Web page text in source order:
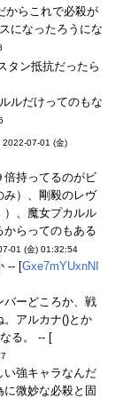
からこれで必殺が
になったろうにな
タン抵抗だったら
ルだけってのもな
2022-07-01 (金)
倍持ってるのがビ
み）、剛毅のレヴ
）、魔女プカルル
からってのもある
01 (金) 01:32:54
-- [Gxe7mYUxnNI
バーどころか、戦
。アルカナ()とか
る。 -- [
い強キャラなんだ
に微妙な必殺と固